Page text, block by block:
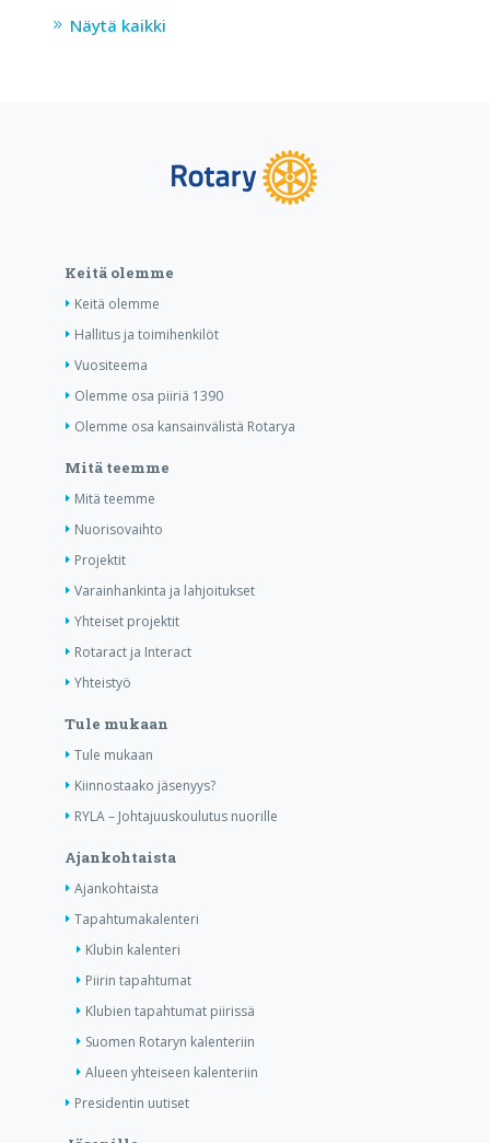
Näytä kaikki
Keitä olemme
Keitä olemme
Hallitus ja toimihenkilöt
Vuositeema
Olemme osa piiriä 1390
Olemme osa kansainvälistä Rotarya
Mitä teemme
Mitä teemme
Nuorisovaihto
Projektit
Varainhankinta ja lahjoitukset
Yhteiset projektit
Rotaract ja Interact
Yhteistyö
Tule mukaan
Tule mukaan
Kiinnostaako jäsenyys?
RYLA – Johtajuuskoulutus nuorille
Ajankohtaista
Ajankohtaista
Tapahtumakalenteri
Klubin kalenteri
Piirin tapahtumat
Klubien tapahtumat piirissä
Suomen Rotaryn kalenteriin
Alueen yhteiseen kalenteriin
Presidentin uutiset